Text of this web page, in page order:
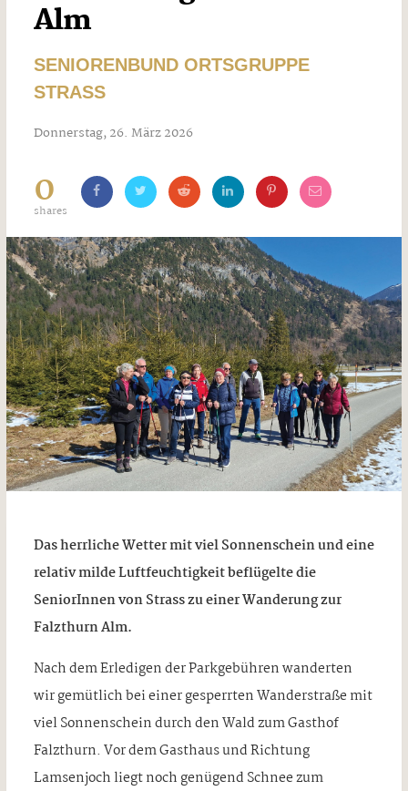
Alm
SENIORENBUND ORTSGRUPPE
STRASS
Donnerstag, 26. März 2026
0
shares
Das herrliche Wetter mit viel Sonnenschein und eine
relativ milde Luftfeuchtigkeit beflügelte die
SeniorInnen von Strass zu einer Wanderung zur
Falzthurn Alm.
Nach dem Erledigen der Parkgebühren wanderten
wir gemütlich bei einer gesperrten Wanderstraße mit
viel Sonnenschein durch den Wald zum Gasthof
Falzthurn. Vor dem Gasthaus und Richtung
Lamsenjoch liegt noch genügend Schnee zum